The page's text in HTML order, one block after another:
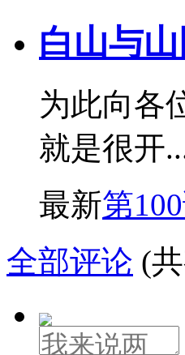
白山与山
为此向各
就是很开
最新第
全部评论 (